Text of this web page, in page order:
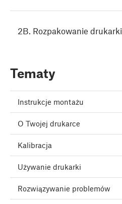
2B. Rozpakowanie drukarki
Tematy
Instrukcje montażu
O Twojej drukarce
Kalibracja
Używanie drukarki
Rozwiązywanie problemów